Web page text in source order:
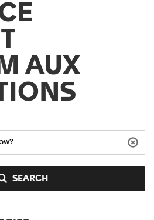
AUX
SEARCH